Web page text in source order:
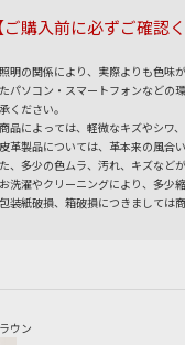
ご購入前に必ずご確認
明の関係により、実際よりも色味
パソコン・スマートフォンなどの
ください。
品によっては、軽微なキズやシワ
革製品については、革本来の風合
、多少の色ムラ、汚れ、キズなど
洗濯やクリーニングにより、多少
装紙破損、箱破損につきましては